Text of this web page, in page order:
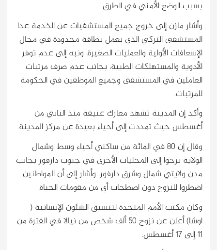
بسبب الوضع الأمني في الطرق.
وأشار مازن إلى خروج جميع المستشفيات عن الخدمة عدا
المستشفى التركي الذي يعمل بطاقة محدودة في مجال
الإسعافات الأولية والعمليات الصغيرة، ونبه إلى عدم توفر
الأدوية والمستهلكات الطبية، بجانب عدم صرف مرتبات
العاملين في المستشفى وجميع الموظفين في الحكومة
للمرتبات.
وأكد إن المدينة تشهد معارك عنيفة منذ الثاني من
أغسطس حيث تمددت إلى أحياء بعيدة عن مركز المدينة.
وقال إن 80 في المائة من ساكني أحياء وسط وشمال
الولاية نزحوا إلى المحليات الأخرى في جنوب دارفور بجانب
مدن ولايتي شمال وشرق دارفور، وأشار إلى أن المواطنين
اضطروا للنزوح دون اصطحاب أي من مقومات الحياة.
وكان مكتب الأمم المتحدة لتنسيق الشئون الإنسانية (
اوشا) أعلن عن نزوح 50 ألف شخص من نيالا في الفترة من
11 إلى 17 أغسطس.